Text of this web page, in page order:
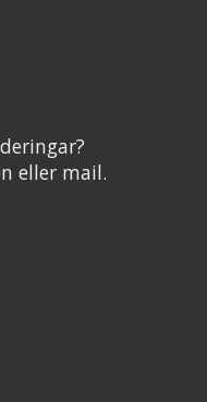
eller mail.